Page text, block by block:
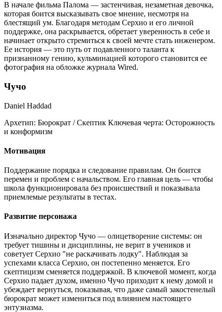
В начале фильма Палома — застенчивая, незаметная девочка,
которая боится высказывать свое мнение, несмотря на
блестящий ум. Благодаря методам Серхио и его личной
поддержке, она раскрывается, обретает уверенность в себе и
начинает открыто стремиться к своей мечте стать инженером.
Ее история — это путь от подавленного таланта к
признанному гению, кульминацией которого становится ее
фотография на обложке журнала Wired.
Чучо
Daniel Haddad
Архетип: Бюрократ / Скептик Ключевая черта: Осторожность
и конформизм
Мотивация
Поддержание порядка и следование правилам. Он боится
перемен и проблем с начальством. Его главная цель — чтобы
школа функционировала без происшествий и показывала
приемлемые результаты в тестах.
Развитие персонажа
Изначально директор Чучо — олицетворение системы: он
требует тишины и дисциплины, не верит в учеников и
советует Серхио "не раскачивать лодку". Наблюдая за
успехами класса Серхио, он постепенно меняется. Его
скептицизм сменяется поддержкой. В ключевой момент, когда
Серхио падает духом, именно Чучо приходит к нему домой и
убеждает вернуться, показывая, что даже самый закостенелый
бюрократ может измениться под влиянием настоящего
энтузиазма.